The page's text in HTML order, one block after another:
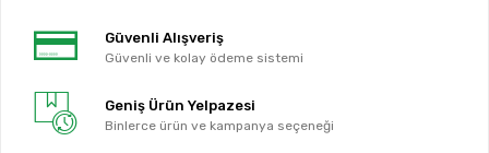
Güvenli Alışveriş
Güvenli ve kolay ödeme sistemi
Geniş Ürün Yelpazesi
Binlerce ürün ve kampanya seçeneği